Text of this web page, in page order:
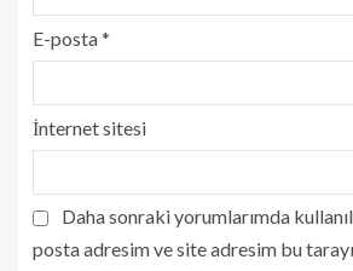
E-posta*
İnternet sitesi
Daha sonraki yorumlarımda
posta adresim ve site adresim bu